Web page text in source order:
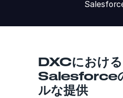
DXCにおける
Salesforce
ルな提供